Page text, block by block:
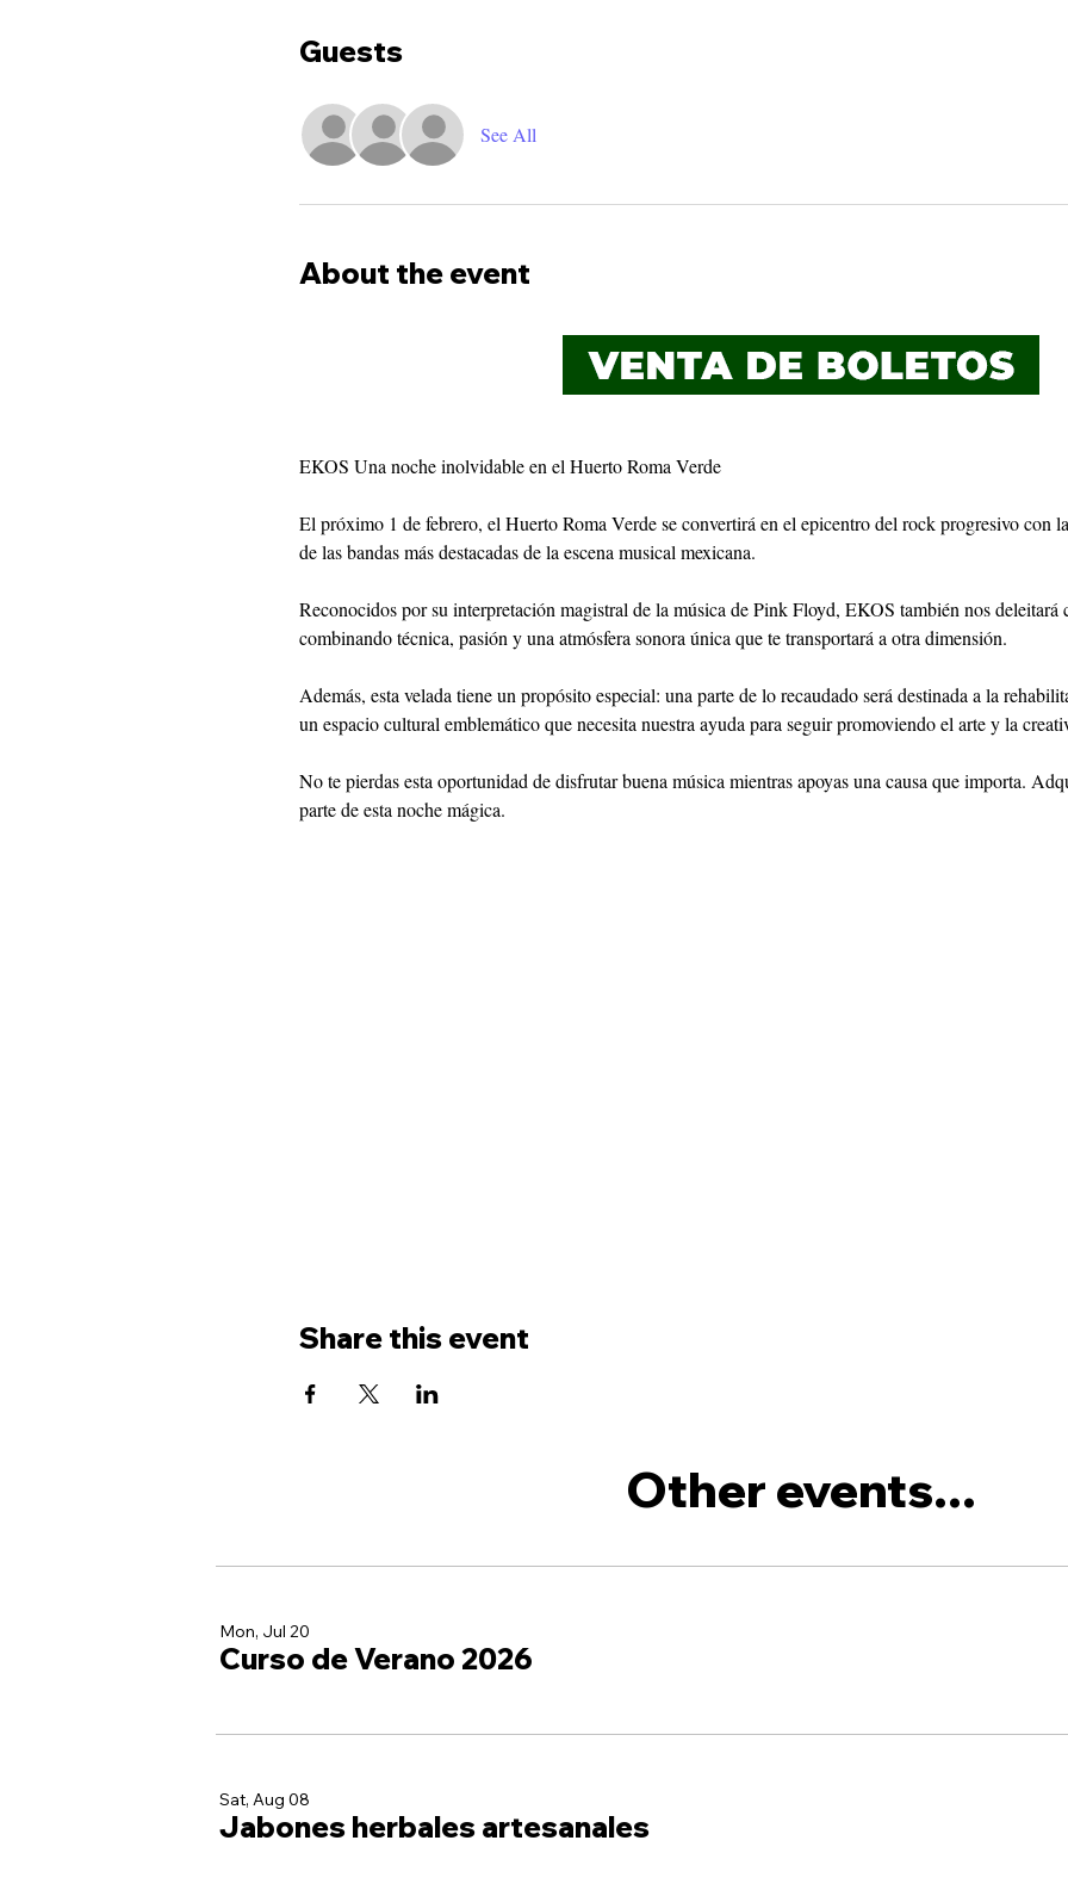
Guests
See All
About the event
EKOS Una noche inolvidable en el Huerto Roma Verde
El próximo 1 de febrero, el Huerto Roma Verde se convertirá en el epicentro del rock progresivo con
de las bandas más destacadas de la escena musical mexicana.
Reconocidos por su interpretación magistral de la música de Pink Floyd, EKOS también nos
combinando técnica, pasión y una atmósfera sonora única que te transportará a otra dimensión.
Además, esta velada tiene un propósito especial: una parte de lo recaudado será destinada a la
un espacio cultural emblemático que necesita nuestra ayuda para seguir promoviendo el arte y la
No te pierdas esta oportunidad de disfrutar buena música mientras apoyas una causa que importa.
parte de esta noche mágica.
Share this event
Other events...
Mon, Jul 20
Curso de Verano 2026
Sat, Aug 08
Jabones herbales artesanales